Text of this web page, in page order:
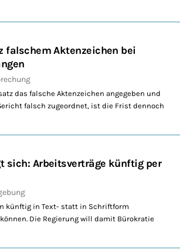
falschem Aktenzeichen bei
das falsche Aktenzeichen angegeben und
falsch zugeordnet, ist die Frist dennoch
sich: Arbeitsverträge künftig per
künftig in Text- statt in Schriftform
Die Regierung will damit Bürokratie